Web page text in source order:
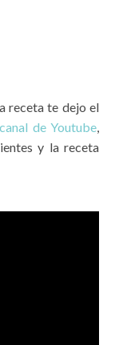
receta te dejo el
de Youtube,
y la receta